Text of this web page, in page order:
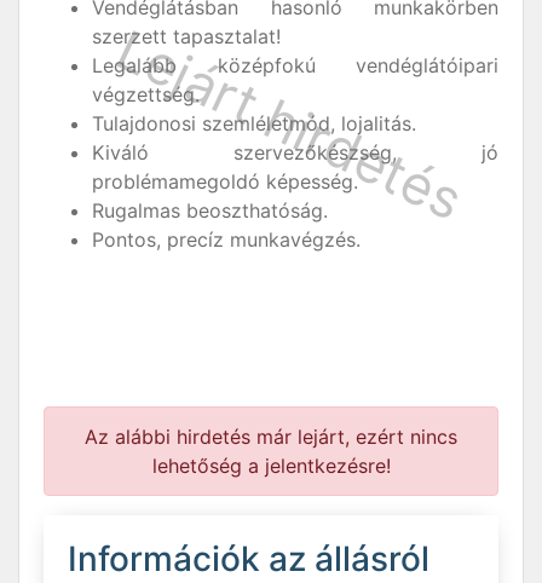
Vendéglátásban hasonló munkakörben
szerzett tapasztalat!
Legalább középfokú vendéglátóipari
végzettség.
Tulajdonosi szemléletmód, lojalitás.
Kiváló szervezőkészség, jó
problémamegoldó képesség.
Rugalmas beoszthatóság.
Pontos, precíz munkavégzés.
Az alábbi hirdetés már lejárt, ezért nincs
lehetőség a jelentkezésre!
Információk az állásról